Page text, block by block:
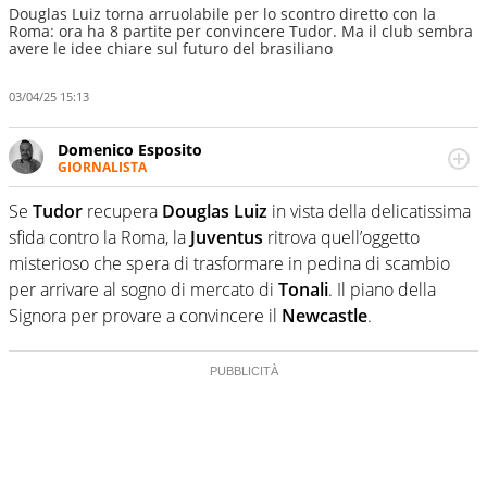
Douglas Luiz torna arruolabile per lo scontro diretto con la
Roma: ora ha 8 partite per convincere Tudor. Ma il club sembra
avere le idee chiare sul futuro del brasiliano
03/04/25 15:13
Domenico Esposito
GIORNALISTA
Da vent’anni in campo e sul campo per vivere ogni evento
in tutte le sue sfaccettature. Passione smisurata per il
calcio e per la sfera di cuoio. Il pallone è una cosa
serissima, guai a dirgli di no
Se Tudor recupera Douglas Luiz in vista della delicatissima
sfida contro la Roma, la Juventus ritrova quell’oggetto
misterioso che spera di trasformare in pedina di scambio
per arrivare al sogno di mercato di Tonali. Il piano della
Signora per provare a convincere il Newcastle.